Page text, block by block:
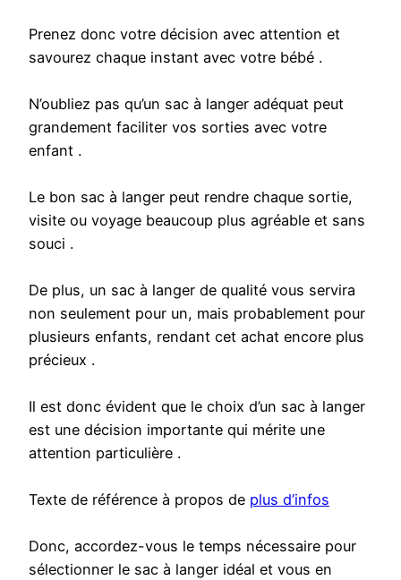
Prenez donc votre décision avec attention et
savourez chaque instant avec votre bébé .
N’oubliez pas qu’un sac à langer adéquat peut
grandement faciliter vos sorties avec votre
enfant .
Le bon sac à langer peut rendre chaque sortie,
visite ou voyage beaucoup plus agréable et sans
souci .
De plus, un sac à langer de qualité vous servira
non seulement pour un, mais probablement pour
plusieurs enfants, rendant cet achat encore plus
précieux .
Il est donc évident que le choix d’un sac à langer
est une décision importante qui mérite une
attention particulière .
Texte de référence à propos de plus d’infos
Donc, accordez-vous le temps nécessaire pour
sélectionner le sac à langer idéal et vous en